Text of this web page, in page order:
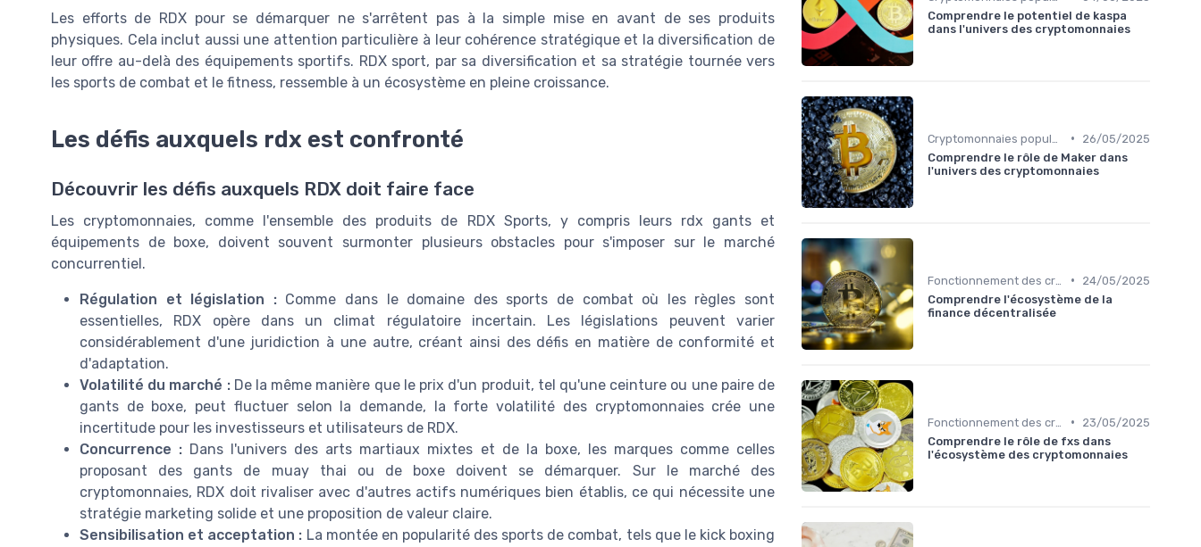
Les efforts de RDX pour se démarquer ne s'arrêtent pas à la simple mise en avant de ses produits
physiques. Cela inclut aussi une attention particulière à leur cohérence stratégique et la diversification de
leur offre au-delà des équipements sportifs. RDX sport, par sa diversification et sa stratégie tournée vers
les sports de combat et le fitness, ressemble à un écosystème en pleine croissance.
Les défis auxquels rdx est confronté
Découvrir les défis auxquels RDX doit faire face
Les cryptomonnaies, comme l'ensemble des produits de RDX Sports, y compris leurs rdx gants et
équipements de boxe, doivent souvent surmonter plusieurs obstacles pour s'imposer sur le marché
concurrentiel.
Régulation et législation :Comme dans le domaine des sports de combat où les règles sont
essentielles, RDX opère dans un climat régulatoire incertain. Les législations peuvent varier
considérablement d'une juridiction à une autre, créant ainsi des défis en matière de conformité et
d'adaptation.
Volatilité du marché :De la même manière que le prix d'un produit, tel qu'une ceinture ou une paire de
gants de boxe, peut fluctuer selon la demande, la forte volatilité des cryptomonnaies crée une
incertitude pour les investisseurs et utilisateurs de RDX.
Concurrence : Dans l'univers des arts martiaux mixtes et de la boxe, les marques comme celles
proposant des gants de muay thai ou de boxe doivent se démarquer. Sur le marché des
cryptomonnaies, RDX doit rivaliser avec d'autres actifs numériques bien établis, ce qui nécessite une
stratégie marketing solide et une proposition de valeur claire.
Sensibilisation et acceptation : La montée en popularité des sports de combat, tels que le kick boxing
Comprendre le potentiel de kaspa
dans l'univers des cryptomonnaies
•
26/05/2025
Comprendre le rôle de Maker dans
l'univers des cryptomonnaies
•
24/05/2025
Comprendre l'écosystème de la
finance décentralisée
•
23/05/2025
Comprendre le rôle de fxs dans
l'écosystème des cryptomonnaies